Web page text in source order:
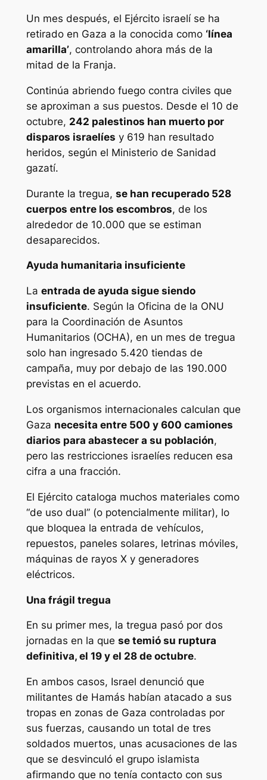
Un mes después, el Ejército israelí se ha
retirado en Gaza a la conocida como ‘línea
amarilla’, controlando ahora más de la
mitad de la Franja.
Continúa abriendo fuego contra civiles que
se aproximan a sus puestos. Desde el 10 de
octubre, 242 palestinos han muerto por
disparos israelíes y 619 han resultado
heridos, según el Ministerio de Sanidad
gazatí.
Durante la tregua, se han recuperado 528
cuerpos entre los escombros, de los
alrededor de 10.000 que se estiman
desaparecidos.
Ayuda humanitaria insuficiente
La entrada de ayuda sigue siendo
insuficiente. Según la Oficina de la ONU
para la Coordinación de Asuntos
Humanitarios (OCHA), en un mes de tregua
solo han ingresado 5.420 tiendas de
campaña, muy por debajo de las 190.000
previstas en el acuerdo.
Los organismos internacionales calculan que
Gaza necesita entre 500 y 600 camiones
diarios para abastecer a su población,
pero las restricciones israelíes reducen esa
cifra a una fracción.
El Ejército cataloga muchos materiales como
“de uso dual” (o potencialmente militar), lo
que bloquea la entrada de vehículos,
repuestos, paneles solares, letrinas móviles,
máquinas de rayos X y generadores
eléctricos.
Una frágil tregua
En su primer mes, la tregua pasó por dos
jornadas en la que se temió su ruptura
definitiva, el 19 y el 28 de octubre.
En ambos casos, Israel denunció que
militantes de Hamás habían atacado a sus
tropas en zonas de Gaza controladas por
sus fuerzas, causando un total de tres
soldados muertos, unas acusaciones de las
que se desvinculó el grupo islamista
afirmando que no tenía contacto con sus